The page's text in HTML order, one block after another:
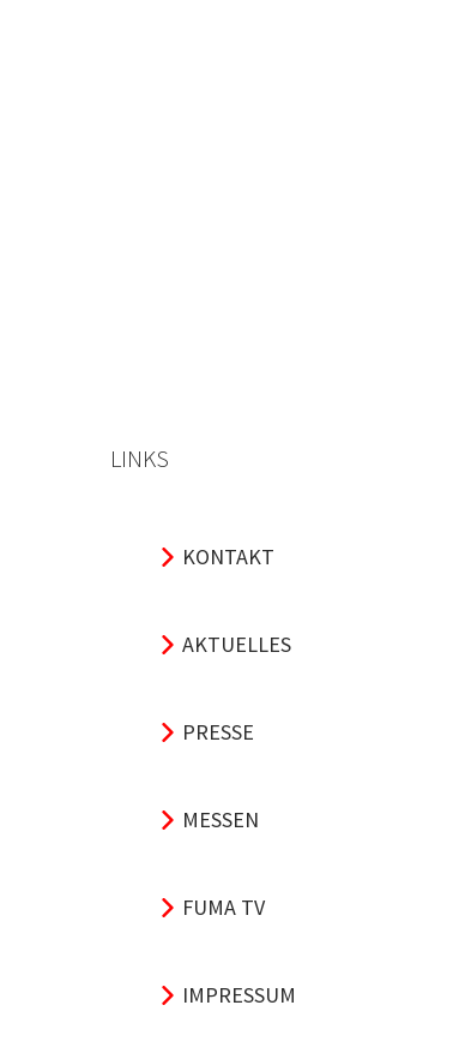
LINKS
KONTAKT
AKTUELLES
PRESSE
MESSEN
FUMA TV
IMPRESSUM